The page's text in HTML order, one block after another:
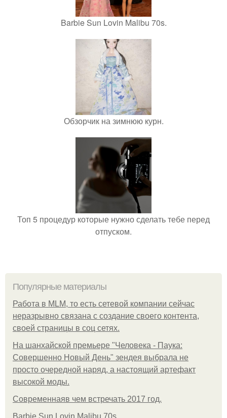
Barbie Sun Lovin Malibu 70s.
Обзорчик на зимнюю курн.
Топ 5 процедур которые нужно сделать тебе перед
отпуском.
Популярные материалы
Работа в MLM, то есть сетевой компании сейчас
неразрывно связана с создание своего контента,
своей страницы в соц сетях.
На шанхайской премьере "Человека - Паука:
Совершенно Новый День" зендея выбрала не
просто очередной наряд, а настоящий артефакт
высокой моды.
Современнаяв чем встречать 2017 год.